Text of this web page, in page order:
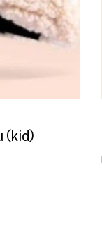
(kid)